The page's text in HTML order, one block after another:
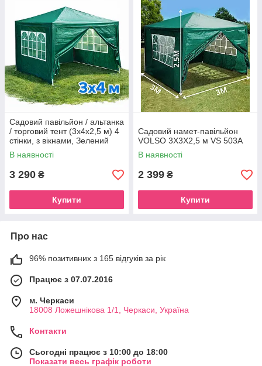
Садовий павільйон / альтанка
/ торговий тент (3x4x2,5 м) 4
стінки, з вікнами, Зелений
В наявності
3 290 ₴
Купити
Садовий намет-павільйон
VOLSO 3X3X2,5 м VS 503A
В наявності
2 399 ₴
Купити
Про нас
96% позитивних з 165 відгуків за рік
Працює з 07.07.2016
м. Черкаси
18008 Ложешнікова 1/1, Черкаси, Україна
Контакти
Сьогодні працює з 10:00 до 18:00
Показати весь графік роботи